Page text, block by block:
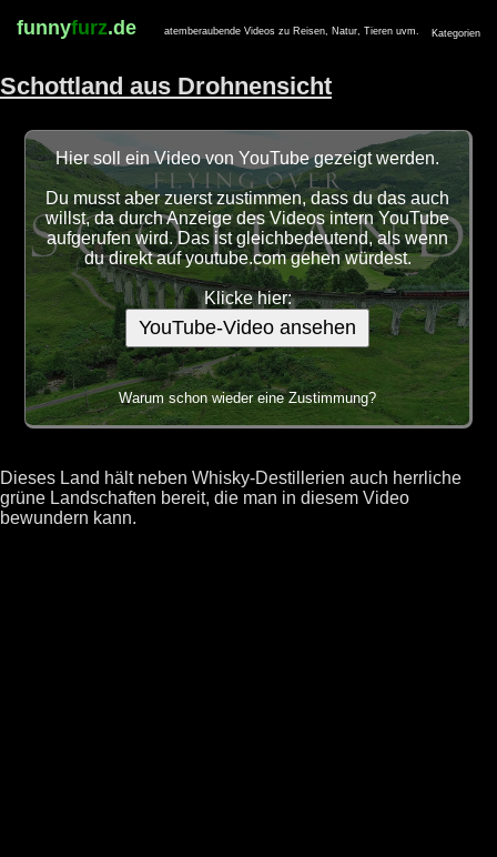
funnyfurz.de atemberaubende Videos zu Reisen, Natur, Tieren uvm. Kategorien
Schottland aus Drohnensicht
Hier soll ein Video von YouTube gezeigt werden.
Du musst aber zuerst zustimmen, dass du das auch
willst, da durch Anzeige des Videos intern YouTube
aufgerufen wird. Das ist gleichbedeutend, als wenn
du direkt auf youtube.com gehen würdest.
Klicke hier:
YouTube-Video ansehen
Warum schon wieder eine Zustimmung?
Dieses Land hält neben Whisky-Destillerien auch herrliche
grüne Landschaften bereit, die man in diesem Video
bewundern kann.